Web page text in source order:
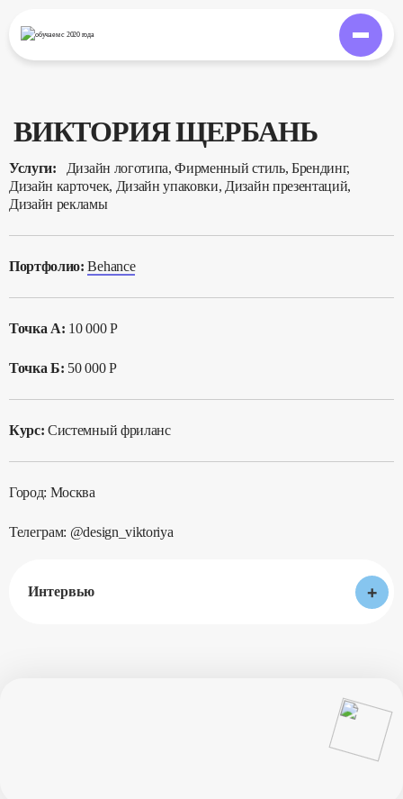
обучаемс 2020 года
ВИКТОРИЯ ЩЕРБАНЬ
Услуги:
Дизайн логотипа, Фирменный стиль, Брендинг,
Дизайн карточек, Дизайн упаковки, Дизайн презентаций,
Дизайн рекламы
Портфолио:Behance
Точка А: 10 000 Р
Точка Б: 50 000 Р
Курс:Системный фриланс
Город: Москва
Телеграм: @design_viktoriya
Интервью +